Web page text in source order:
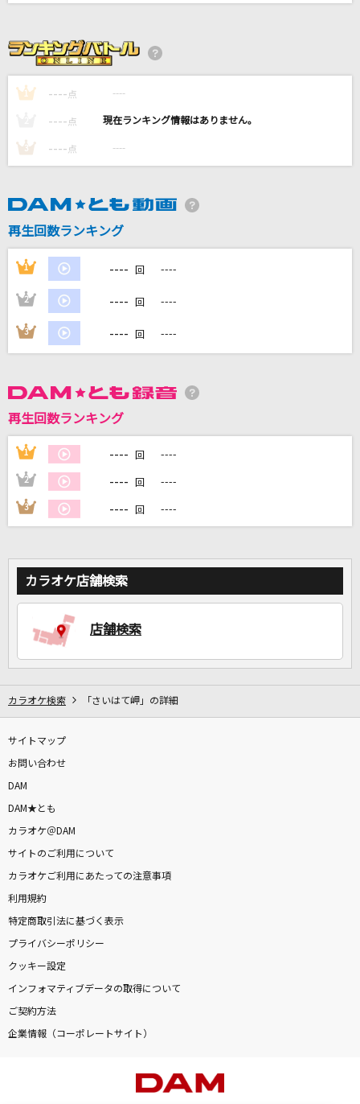
Chevon
かずら橋恋唄
[生音]again
Ado
カラオケ最新情報をチェック！
1 ---- 点 ----
---- 点 ----
3 ---- 点 ----
再生回数ランキング
1 ---- 回 ----
2 ---- 回 ----
3 ---- 回 ----
再生回数ランキング
1 ---- 回 ----
2 ---- 回 ----
3 ---- 回 ----
カラオケ店舗検索
店舗検索
カラオケ検索 「さいはて岬」の詳細
サイトマップ
お問い合わせ
DAM
DAM★とも
カラオケ＠DAM
サイトのご利用について
カラオケご利用にあたっての注意事項
利用規約
特定商取引法に基づく表示
プライバシーポリシー
クッキー設定
インフォマティブデータの取得について
ご契約方法
企業情報（コーポレートサイト）